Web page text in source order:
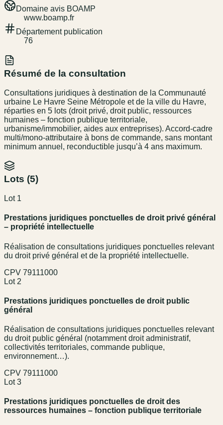
Domaine avis BOAMP
www.boamp.fr
Département publication
76
Résumé de la consultation
Consultations juridiques à destination de la Communauté
urbaine Le Havre Seine Métropole et de la ville du Havre,
réparties en 5 lots (droit privé, droit public, ressources
humaines – fonction publique territoriale,
urbanisme/immobilier, aides aux entreprises). Accord-cadre
multi/mono-attributaire à bons de commande, sans montant
minimum annuel, reconductible jusqu’à 4 ans maximum.
Lots (5)
Lot 1
Prestations juridiques ponctuelles de droit privé général
– propriété intellectuelle
Réalisation de consultations juridiques ponctuelles relevant
du droit privé général et de la propriété intellectuelle.
CPV 79111000
Lot 2
Prestations juridiques ponctuelles de droit public
général
Réalisation de consultations juridiques ponctuelles relevant
du droit public général (notamment droit administratif,
collectivités territoriales, commande publique,
environnement…).
CPV 79111000
Lot 3
Prestations juridiques ponctuelles de droit des
ressources humaines – fonction publique territoriale